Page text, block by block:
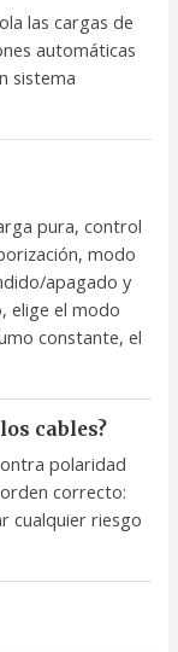
las cargas de
automáticas
sistema
pura, control
modo
apagado y
elige el modo
constante, el
cables?
polaridad
correcto:
cualquier riesgo